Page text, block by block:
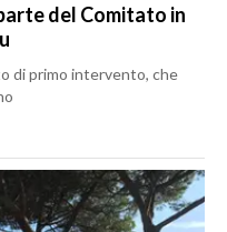
del Comitato in
di primo intervento, che